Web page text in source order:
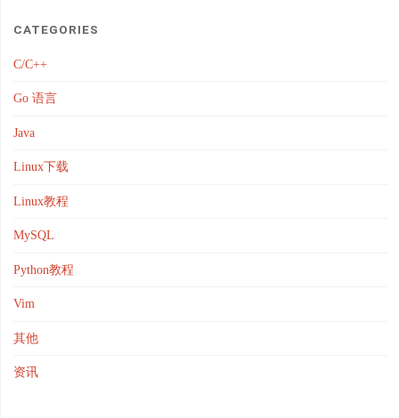
CATEGORIES
C/C++
Go 语言
Java
Linux下载
Linux教程
MySQL
Python教程
Vim
其他
资讯